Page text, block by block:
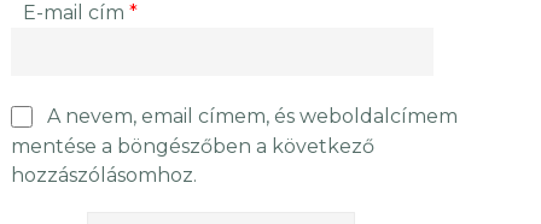
E-mail cím *
A nevem, email címem, és weboldalcímem
mentése a böngészőben a következő
hozzászólásomhoz.